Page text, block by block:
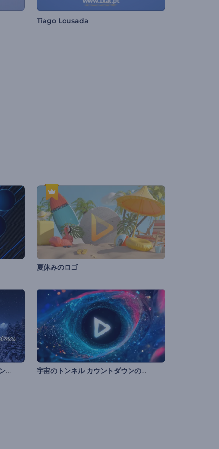
Tiago Lousada
夏休みのロゴ
クリスマス・イブのマジックのイントロ 宇宙のトンネル カウントダウンのイントロ